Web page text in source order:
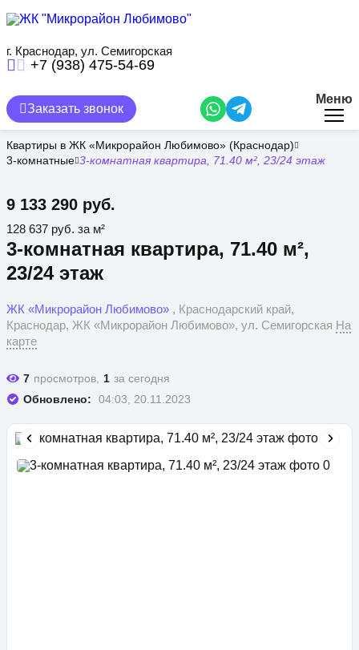
содержанию
г. Краснодар, ул. Семигорская
+7 (938) 475-54-69
Заказать звонок
Меню
Квартиры в ЖК «Микрорайон Любимово» (Краснодар)
3-комнатные 3-комнатная квартира, 71.40 м², 23/24 этаж
3-комнатная квартира, 71.40 м²,
23/24 этаж
9 133 290 руб.
ЖК «Микрорайон Любимово» , Краснодарский край,
Краснодар, ЖК «Микрорайон Любимово», ул. Семигорская На
карте
128 637 руб. за м²
7 просмотров, 1 за сегодня
Обновлено:
04:03, 20.11.2023